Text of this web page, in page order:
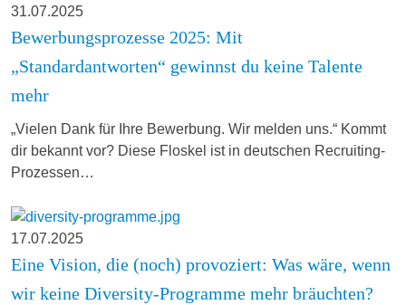
31.07.2025
Bewerbungsprozesse 2025: Mit
„Standardantworten“ gewinnst du keine Talente
mehr
„Vielen Dank für Ihre Bewerbung. Wir melden uns.“ Kommt
dir bekannt vor? Diese Floskel ist in deutschen Recruiting-
Prozessen…
17.07.2025
Eine Vision, die (noch) provoziert: Was wäre, wenn
wir keine Diversity-Programme mehr bräuchten?